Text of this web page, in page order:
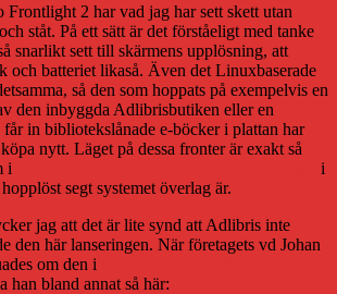
Frontlight 2 har vad jag har sett skett utan
ståt. På ett sätt är det förståeligt med tanke
snarlikt sett till skärmens upplösning, att
och batteriet likaså. Även det Linuxbaserade
så den som hoppats på exempelvis en
den inbyggda Adlibrisbutiken eller en
in bibliotekslånade e-böcker i plattan har
nytt. Läget på dessa fronter är exakt så
i
i
segt systemet överlag är.
jag att det är lite synd att Adlibris inte
den här lanseringen. När företagets vd Johan
om den i
han bland annat så här: